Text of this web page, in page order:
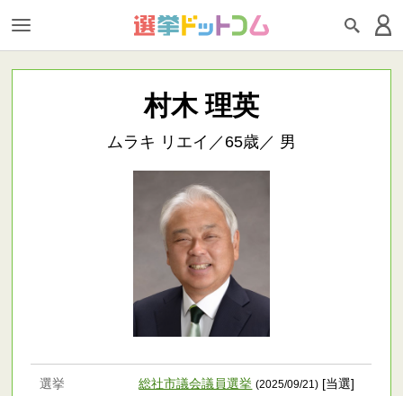
村木 理英
ムラキ リエイ／65歳／ 男
選挙 総社市議会議員選挙 (2025/09/21) [当選]